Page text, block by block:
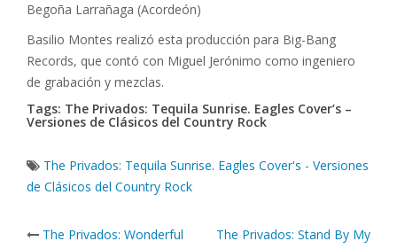
Begoña Larrañaga (Acordeón)
Basilio Montes realizó esta producción para Big-Bang
Records, que contó con Miguel Jerónimo como ingeniero
de grabación y mezclas.
Tags: The Privados: Tequila Sunrise. Eagles Cover’s –
Versiones de Clásicos del Country Rock
The Privados: Tequila Sunrise. Eagles Cover's - Versiones
de Clásicos del Country Rock
PostThe Privados: Wonderful
The Privados: Stand By My